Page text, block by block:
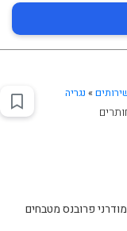
» נגריה
פרובנס מטבחים